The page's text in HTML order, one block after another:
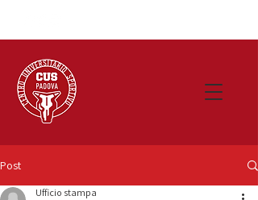
Post
Ufficio stampa